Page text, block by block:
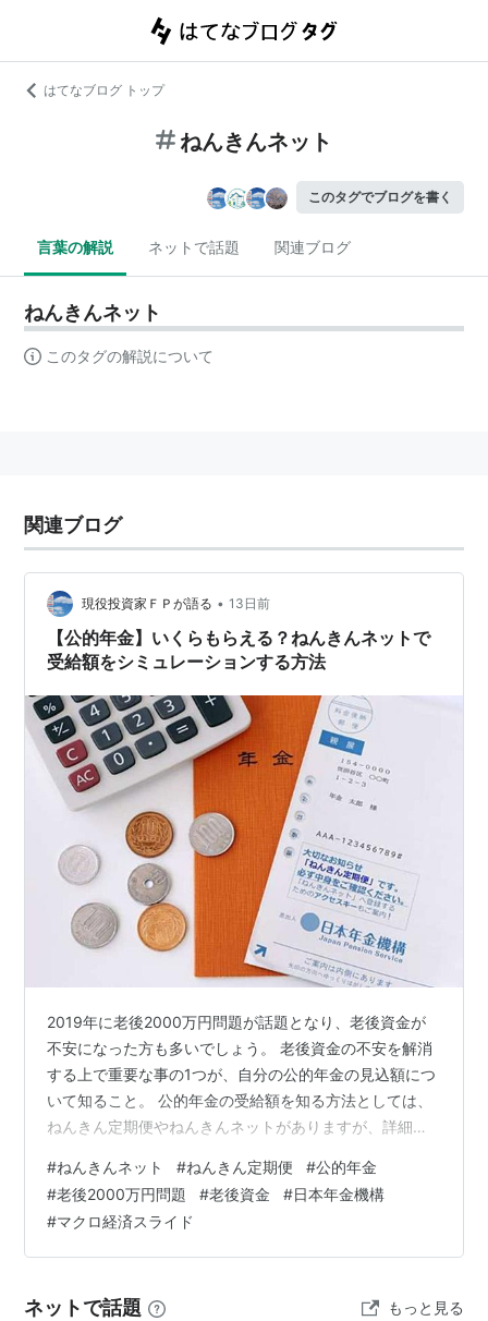
はてなブログ トップ
ねんきんネット
このタグでブログを書く
言葉の解説 ネットで話題 関連ブログ
ねんきんネット
このタグの解説について
関連ブログ
現役投資家ＦＰが語る • 13日前
【公的年金】いくらもらえる？ねんきんネットで
受給額をシミュレーションする方法
2019年に老後2000万円問題が話題となり、老後資金が
不安になった方も多いでしょう。 老後資金の不安を解消
する上で重要な事の1つが、自分の公的年金の見込額につ
いて知ること。 公的年金の受給額を知る方法としては、
ねんきん定期便やねんきんネットがありますが、詳細な
は、ねんきんネットでの公的年金のシミュレーション方
法について解説します。 将来受け取れる公的年金額を詳
細にシミュレーションしてみたいという方は参考にして
ください。 ねんきんネットとは？ ねんきんネットの登録
ミュレーション かんたん試算…
#ねんきんネット #ねんきん定期便 #公的年金
#老後2000万円問題 #老後資金 #日本年金機構
#マクロ経済スライド
ネットで話題 もっと見る